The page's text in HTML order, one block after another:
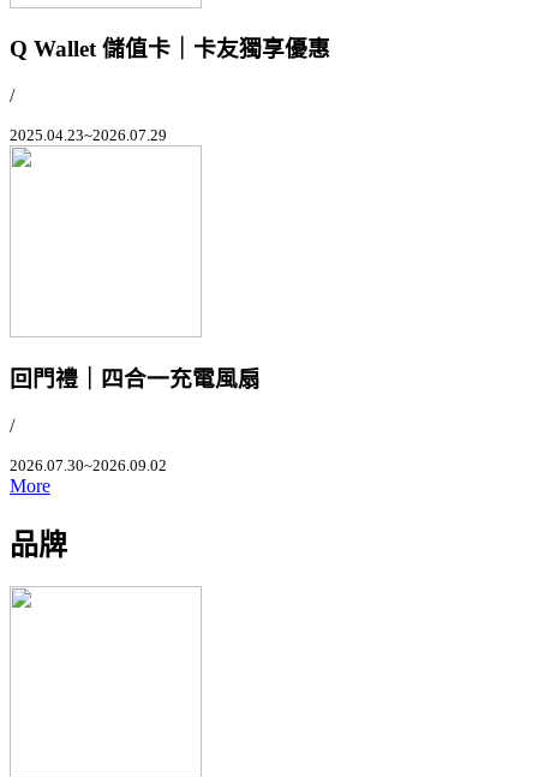
Q Wallet 儲值卡｜卡友獨享優惠
/
2025.04.23~2026.07.29
回門禮｜四合一充電風扇
/
2026.07.30~2026.09.02
More
品牌